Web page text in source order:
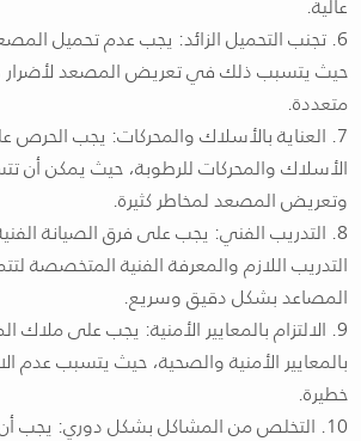
6. تجنب التحميل الزائد: يجب عدم تحميل
حيث يتسبب ذلك في تعريض المصعد
متعددة.
7. العناية بالأسلاك والمحركات: يجب
الأسلاك والمحركات للرطوبة، حيث يمكن أن
وتعريض المصعد لمخاطر كثيرة.
8. التدريب الفني: يجب على فرق الصيانة
التدريب اللازم والمعرفة الفنية المتخصصة
المصاعد بشكل دقيق وسريع.
9. الالتزام بالمعايير الأمنية: يجب على ملاك
بالمعايير الأمنية والصحية، حيث يتسبب عدم
خطيرة.
10. التخلص من المشاكل بشكل دوري: يجب